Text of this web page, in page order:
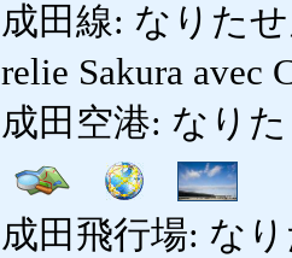
成田線: なりたせ
relie Sakura avec
成田空港: なり
成田飛行場: な